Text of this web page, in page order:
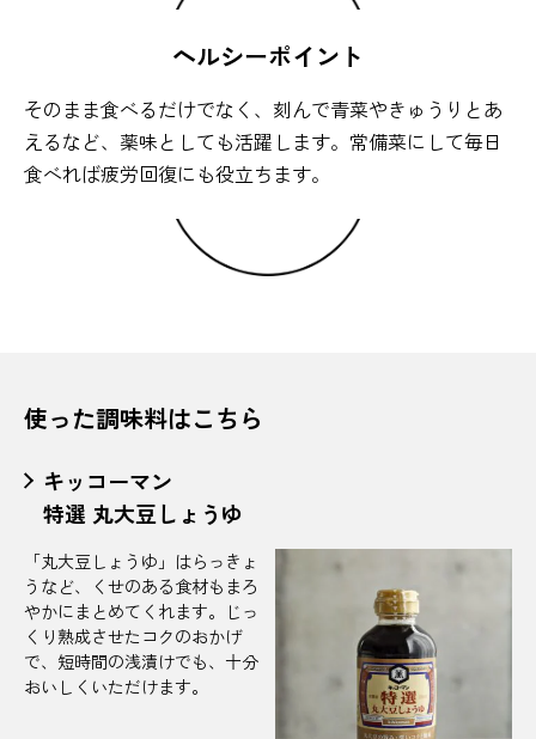
ヘルシーポイント
そのまま食べるだけでなく、刻んで青菜やきゅうりとあ
えるなど、薬味としても活躍します。常備菜にして毎日
食べれば疲労回復にも役立ちます。
使った調味料はこちら
キッコーマン
特選 丸大豆しょうゆ
「丸大豆しょうゆ」はらっきょ
うなど、くせのある食材もまろ
やかにまとめてくれます。じっ
くり熟成させたコクのおかげ
で、短時間の浅漬けでも、十分
おいしくいただけます。